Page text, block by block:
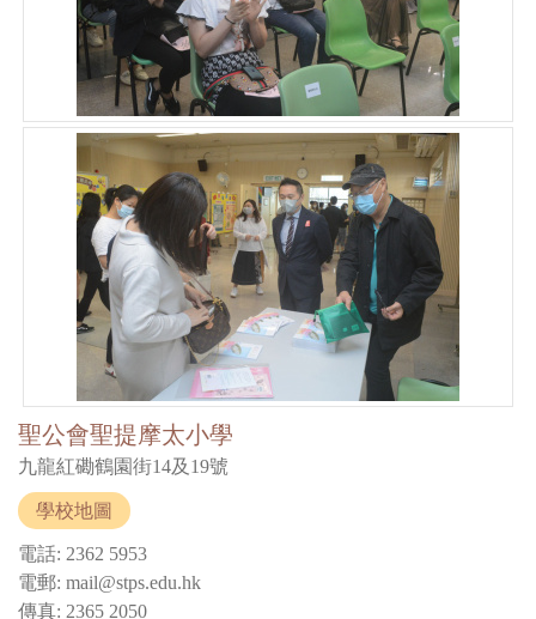
聖公會聖提摩太小學
九龍紅磡鶴園街14及19號
學校地圖
電話: 2362 5953
電郵: mail@stps.edu.hk
傳真: 2365 2050